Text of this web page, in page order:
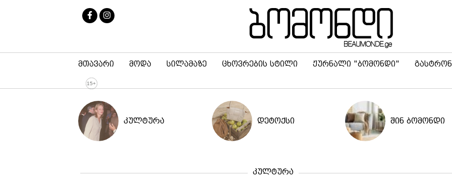
მთავარი მოდა სილამაზე ცხოვრების სტილი ჟურნალი "ბომონდი"
კულტურა დეტოქსი შინ ბომონდი
კულტურა